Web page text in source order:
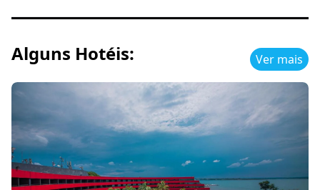
Alguns Hotéis: Ver mais